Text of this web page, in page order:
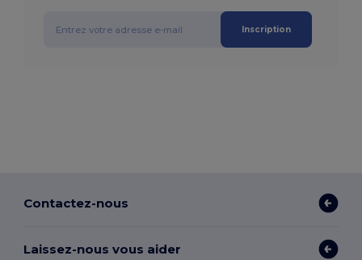
Inscription
Contactez-nous
Laissez-nous vous aider